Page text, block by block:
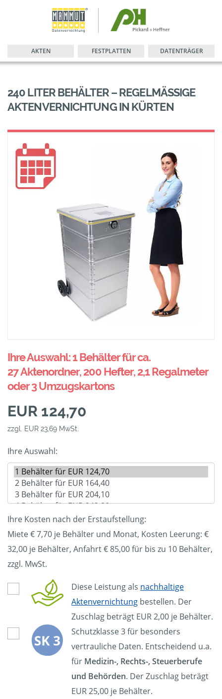
AKTEN FESTPLATTEN DATENTRÄGER
240 LITER BEHÄLTER – REGELMÄSSIGE A
KTENVERNICHTUNG IN KÜRTEN
Ihre Auswahl: 1 Behälter für ca.
27 Aktenordner, 200 Hefter, 2,1 Regalmeter
oder 3 Umzugskartons
EUR 124,70
zzgl. EUR 23,69 MwSt.
Ihre Auswahl:
Ihre Kosten nach der Erstaufstellung:
Miete € 7,70 je Behälter und Monat, Kosten Leerung: €
32,00 je Behälter, Anfahrt € 85,00 für bis zu 10 Behälter,
zzgl. MwSt.
Diese Leistung als nachhaltige
Aktenvernichtung bestellen. Der
Zuschlag beträgt EUR 2,00 je Behälter.
Schutzklasse 3 für besonders
vertrauliche Daten. Entscheidend u.a.
für Medizin-, Rechts-, Steuerberufe
und Behörden. Der Zuschlag beträgt
EUR 25,00 je Behälter.